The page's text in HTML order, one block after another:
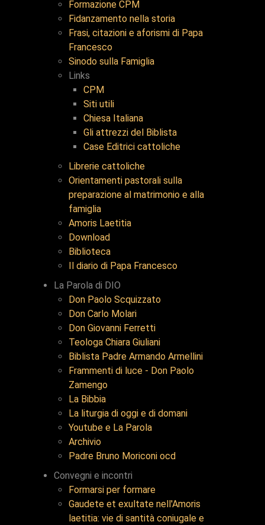
Formazione CPM
Fidanzamento nella storia
Frasi, citazioni e aforismi di Papa
Francesco
Sinodo sulla Famiglia
Links
CPM
Siti utili
Chiesa Italiana
Gli attrezzi del Biblista
Case Editrici cattoliche
Librerie cattoliche
Orientamenti pastorali sulla
preparazione al matrimonio e alla
famiglia
Amoris Laetitia
Download
Biblioteca
Il diario di Papa Francesco
La Parola di DIO
Don Paolo Scquizzato
Don Carlo Molari
Don Giovanni Ferretti
Teologa Chiara Giuliani
Biblista Padre Armando Armellini
Frammenti di luce - Don Paolo
Zamengo
La Bibbia
La liturgia di oggi e di domani
Youtube e La Parola
Archivio
Padre Bruno Moriconi ocd
Convegni e incontri
Formarsi per formare
Gaudete et exultate nell'Amoris
laetitia: vie di santità coniugale e